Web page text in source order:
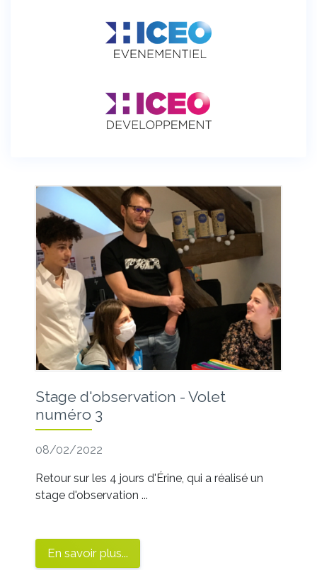
Stage d'observation - Volet
numéro 3
08/02/2022
Retour sur les 4 jours d'Érine, qui a réalisé un
stage d'observation ...
En savoir plus...